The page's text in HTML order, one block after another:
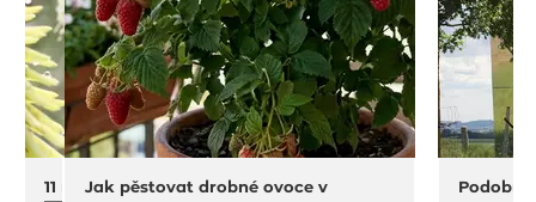
11 na rostliny do sucha a horka
Jak pěstovat drobné ovoce v